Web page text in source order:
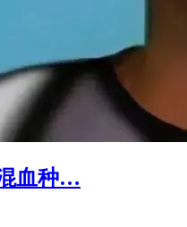
血种…